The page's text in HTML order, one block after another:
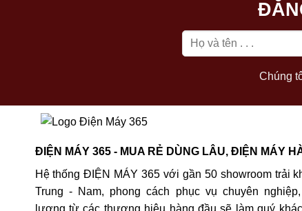
Chúng
ĐIỆN MÁY 365 - MUA RẺ DÙNG LÂU, ĐIỆN MÁY
Hệ thống ĐIỆN MÁY 365 với gần 50 showroom trải
Trung - Nam, phong cách phục vụ chuyên